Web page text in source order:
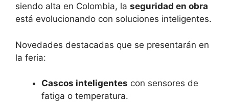
siendo alta en Colombia, la seguridad en obra
está evolucionando con soluciones inteligentes.
Novedades destacadas que se presentarán en
la feria:
Cascos inteligentes con sensores de
fatiga o temperatura.